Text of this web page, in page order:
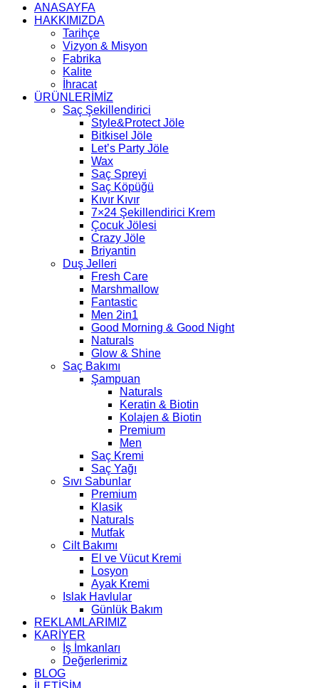
ANASAYFA
HAKKIMIZDA
Tarihçe
Vizyon & Misyon
Fabrika
Kalite
İhracat
ÜRÜNLERİMİZ
Saç Şekillendirici
Style&Protect Jöle
Bitkisel Jöle
Let’s Party Jöle
Wax
Saç Spreyi
Saç Köpüğü
Kıvır Kıvır
7×24 Şekillendirici Krem
Çocuk Jölesi
Crazy Jöle
Briyantin
Duş Jelleri
Fresh Care
Marshmallow
Fantastic
Men 2in1
Good Morning & Good Night
Naturals
Glow & Shine
Saç Bakımı
Şampuan
Naturals
Keratin & Biotin
Kolajen & Biotin
Premium
Men
Saç Kremi
Saç Yağı
Sıvı Sabunlar
Premium
Klasik
Naturals
Mutfak
Cilt Bakımı
El ve Vücut Kremi
Losyon
Ayak Kremi
Islak Havlular
Günlük Bakım
REKLAMLARIMIZ
KARİYER
İş İmkanları
Değerlerimiz
BLOG